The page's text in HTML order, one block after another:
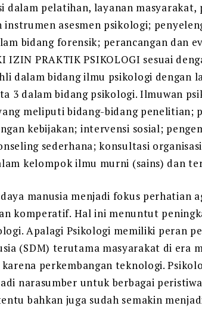
dalam pelatihan, layanan masyarakat,
instrumen asesmen psikologi;
bidang forensik; perancangan dan
IZIN PRAKTIK PSIKOLOGI sesuai
dalam bidang ilmu psikologi dengan
3 dalam bidang psikologi. Ilmuwan
meliputi bidang-bidang penelitian;
kebijakan; intervensi sosial;
sederhana; konsultasi
kelompok ilmu murni (sains) dan
manusia menjadi fokus perhatian
komperatif. Hal ini menuntut
Apalagi Psikologi memiliki peran
(SDM) terutama masyarakat di era
perkembangan teknologi.
narasumber untuk berbagai
bahkan juga sudah semakin